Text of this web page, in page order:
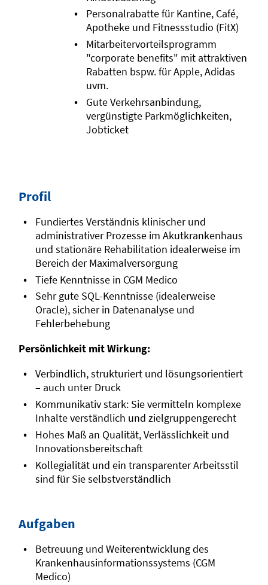
Personalrabatte für Kantine, Café,
Apotheke und Fitnessstudio (FitX)
Mitarbeitervorteilsprogramm
"corporate benefits" mit attraktiven
Rabatten bspw. für Apple, Adidas
uvm.
Gute Verkehrsanbindung,
vergünstigte Parkmöglichkeiten,
Jobticket
Profil
Fundiertes Verständnis klinischer und
administrativer Prozesse im Akutkrankenhaus
und stationäre Rehabilitation idealerweise im
Bereich der Maximalversorgung
Tiefe Kenntnisse in CGM Medico
Sehr gute SQL-Kenntnisse (idealerweise
Oracle), sicher in Datenanalyse und
Fehlerbehebung
Persönlichkeit mit Wirkung:
Verbindlich, strukturiert und lösungsorientiert
– auch unter Druck
Kommunikativ stark: Sie vermitteln komplexe
Inhalte verständlich und zielgruppengerecht
Hohes Maß an Qualität, Verlässlichkeit und
Innovationsbereitschaft
Kollegialität und ein transparenter Arbeitsstil
sind für Sie selbstverständlich
Aufgaben
Betreuung und Weiterentwicklung des
Krankenhausinformationssystems (CGM
Medico)